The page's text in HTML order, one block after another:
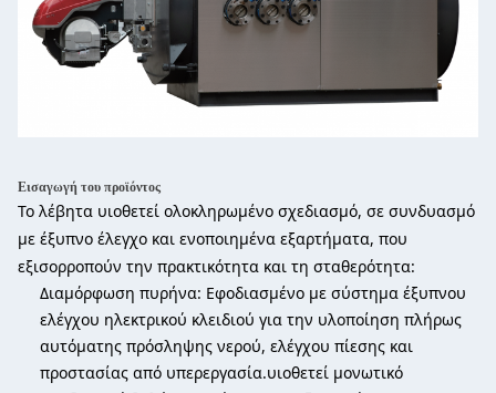
Εισαγωγή του προϊόντος
Το λέβητα υιοθετεί ολοκληρωμένο σχεδιασμό, σε συνδυασμό
με έξυπνο έλεγχο και ενοποιημένα εξαρτήματα, που
εξισορροπούν την πρακτικότητα και τη σταθερότητα:
Διαμόρφωση πυρήνα: Εφοδιασμένο με σύστημα έξυπνου
ελέγχου ηλεκτρικού κλειδιού για την υλοποίηση πλήρως
αυτόματης πρόσληψης νερού, ελέγχου πίεσης και
προστασίας από υπερεργασία.υιοθετεί μονωτικό